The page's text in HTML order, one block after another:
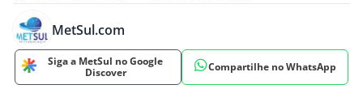
MetSul.com
Siga a MetSul no Google
Discover
Compartilhe no WhatsApp